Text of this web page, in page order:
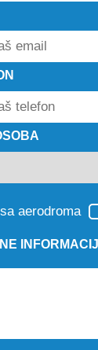
aerodroma